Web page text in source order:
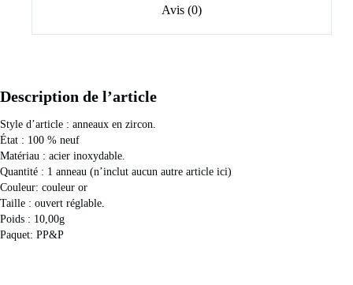
Avis (0)
Description de l’article
Style d’article : anneaux en zircon.
État : 100 % neuf
Matériau : acier inoxydable.
Quantité : 1 anneau (n’inclut aucun autre article ici)
Couleur: couleur or
Taille : ouvert réglable.
Poids : 10,00g
Paquet: PP&P